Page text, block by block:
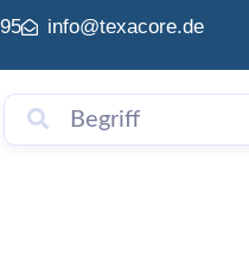
info@texacore.de